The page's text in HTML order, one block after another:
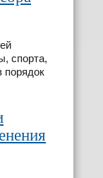
спорта,
порядок